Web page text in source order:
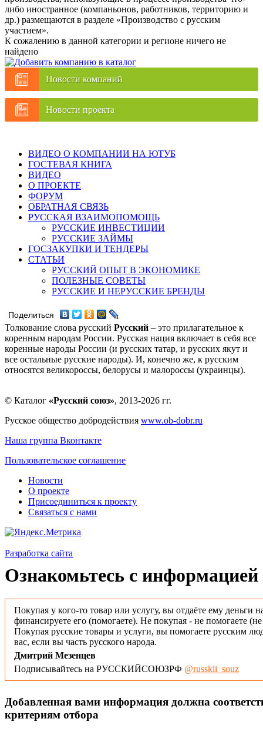
либо иностранное (компаньонов, работников, территорию и
др.) размещаются в разделе «Производство с русским
участием».
К сожалению в данной категории и регионе ничего не
найдено
Новости компаний
Новости проекта
ВИДЕО О КОМПАНИИ НА ЮТУБ
ГОСТЕВАЯ КНИГА
ВИДЕО
О ПРОЕКТЕ
ФОРУМ
ОБРАТНАЯ СВЯЗЬ
РУССКАЯ ВЗАИМОПОМОЩЬ
РУССКИЕ ИНВЕСТИЦИИ
РУССКИЕ ЗАЙМЫ
ГОСЗАКУПКИ И ТЕНДЕРЫ
СТАТЬИ
РУССКИЙ ОПЫТ В ЭКОНОМИКЕ
ПОЛЕЗНЫЕ СОВЕТЫ
РУССКИЕ И НЕРУССКИЕ БРЕНДЫ
Поделиться
Толкование слова русский Русский – это прилагательное к
коренным народам России. Русская нация включает в себя все
коренные народы России (и русских татар, и русских якут и
все остальные русские народы). И, конечно же, к русским
относятся великороссы, белорусы и малороссы (украинцы).
© Каталог «Русский союз», 2013-2026 гг.
Русское общество добродействия www.ob-dobr.ru
Наша группа Вконтакте
Пользовательское соглашение
Новости
О проекте
Присоединиться к проекту
Связаться с нами
Разработка сайта
Ознакомьтесь с информацией
Покупая у кого-то товар или услугу, вы отдаёте ему деньги
финансируете его (помогаете). Не покупая - не помогаете
Покупая русские товары и услуги, вы помогаете русским
вас, если вы часть русского народа.
Дмитрий Мезенцев
Подписывайтесь на РУССКИЙСОЮЗРФ @russkii_souz
Добавленная вами информация должна
критериям отбора